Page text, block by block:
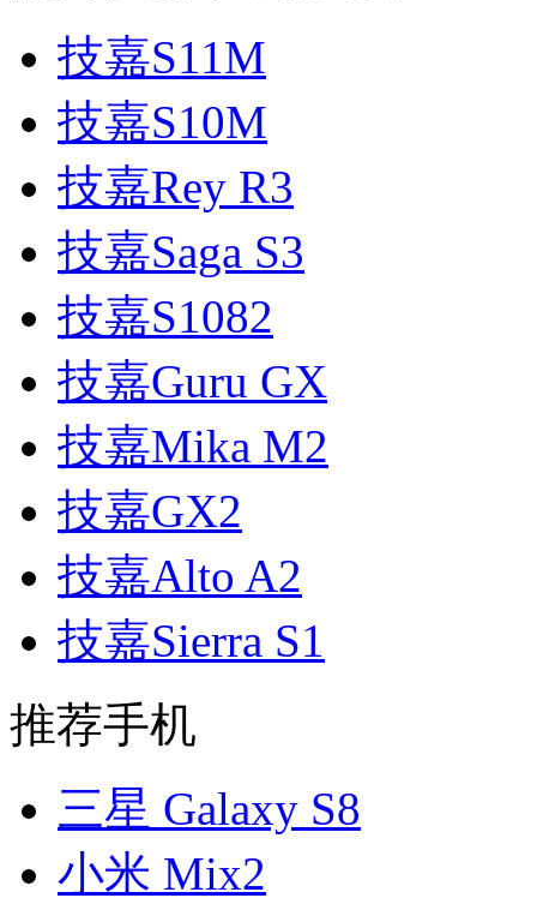
技嘉S11M
技嘉S10M
技嘉Rey R3
技嘉Saga S3
技嘉S1082
技嘉Guru GX
技嘉Mika M2
技嘉GX2
技嘉Alto A2
技嘉Sierra S1
推荐手机
三星 Galaxy S8
小米 Mix2